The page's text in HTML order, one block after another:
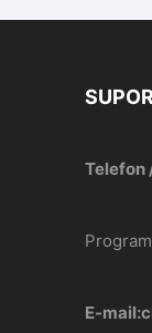
Telefon
E-